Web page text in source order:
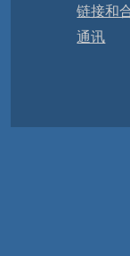
链接和
通讯